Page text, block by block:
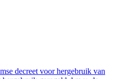
decreet voor hergebruik van